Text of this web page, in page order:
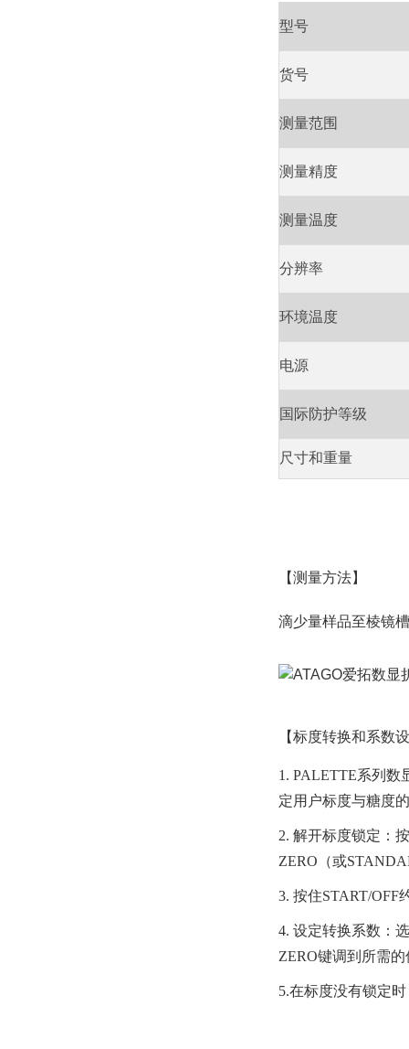
型号
货号
测量范围
测量精度
测量温度
分辨率
环境温度
电源
国际防护等级
尺寸和重量
【测量方法】
滴少量样品至棱镜
【标度转换和系数
1. PALETTE系列数
定用户标度与糖度
2. 解开标度锁定：
ZERO（或
3. 按住START/OFF
4. 设定转换系数：
ZERO键调到所需
5.在标度没有锁定